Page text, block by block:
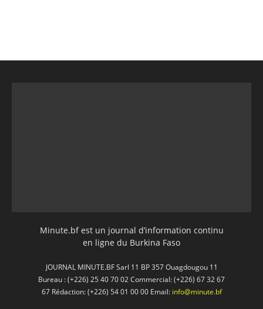
Minute.bf est un journal d’information continu
en ligne du Burkina Faso
JOURNAL MINUTE.BF Sarl 11 BP 357 Ouagdougou 11
Bureau : (+226) 25 40 70 02 Commercial: (+226) 67 32 67
67 Rédaction: (+226) 54 01 00 00 Email: info@minute.bf